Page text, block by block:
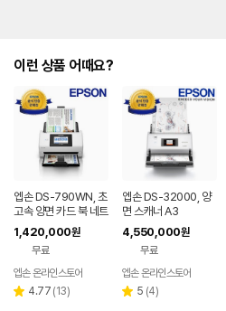
이런 상품 어때요?
엡손 DS-790WN, 초
고속 양면 카드 북 네트
워크 스캐너
1,420,000원
무료
엡손 온라인스토어
별 4.77 리
(13)
엡손 DS-32000, 양
면 스캐너 A3
4,550,000원
무료
엡손 온라인스토어
별 5 리
(4)